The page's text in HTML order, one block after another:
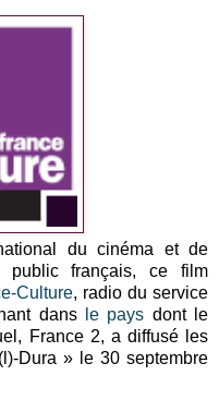
du cinéma et de
public français, ce film
Culture, radio du service
dans
le pays dont le
France 2, a diffusé les
Dura » le 30 septembre